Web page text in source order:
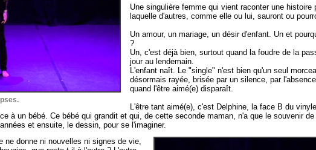
Une singulière femme qui vient raconter une histoire
laquelle d'autres, comme elle ou lui, sauront ou
Un amour, un mariage, un désir d'enfant. Un et
?
Un, c'est déjà bien, surtout quand la foudre de la
jour au lendemain.
L'enfant naît. Le "single" n'est bien qu'un seul
désormais rayée, brisée par un silence, par
quand l'être aimé(e) disparaît.
L'être tant aimé(e), c'est Delphine, la face B du
à un bébé. Ce bébé qui grandit et qui, de cette seconde maman, n'a que le souvenir
et ensuite, le dessin, pour se l'imaginer.
ne donne ni nouvelles ni signes de vie,